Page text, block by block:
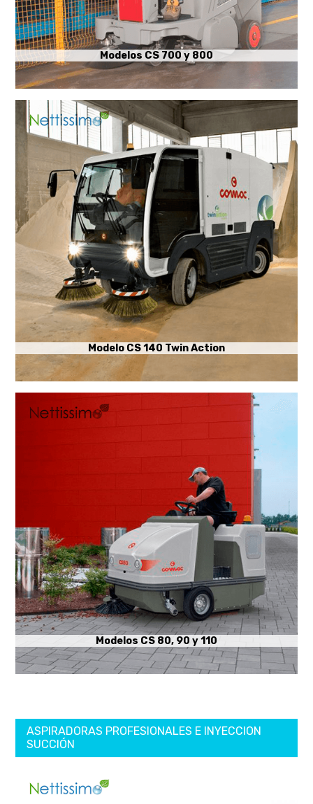
Modelos CS 700 y 800
Modelo CS 140 Twin Action
Modelos CS 80, 90 y 110
ASPIRADORAS PROFESIONALES E INYECCION
SUCCIÓN